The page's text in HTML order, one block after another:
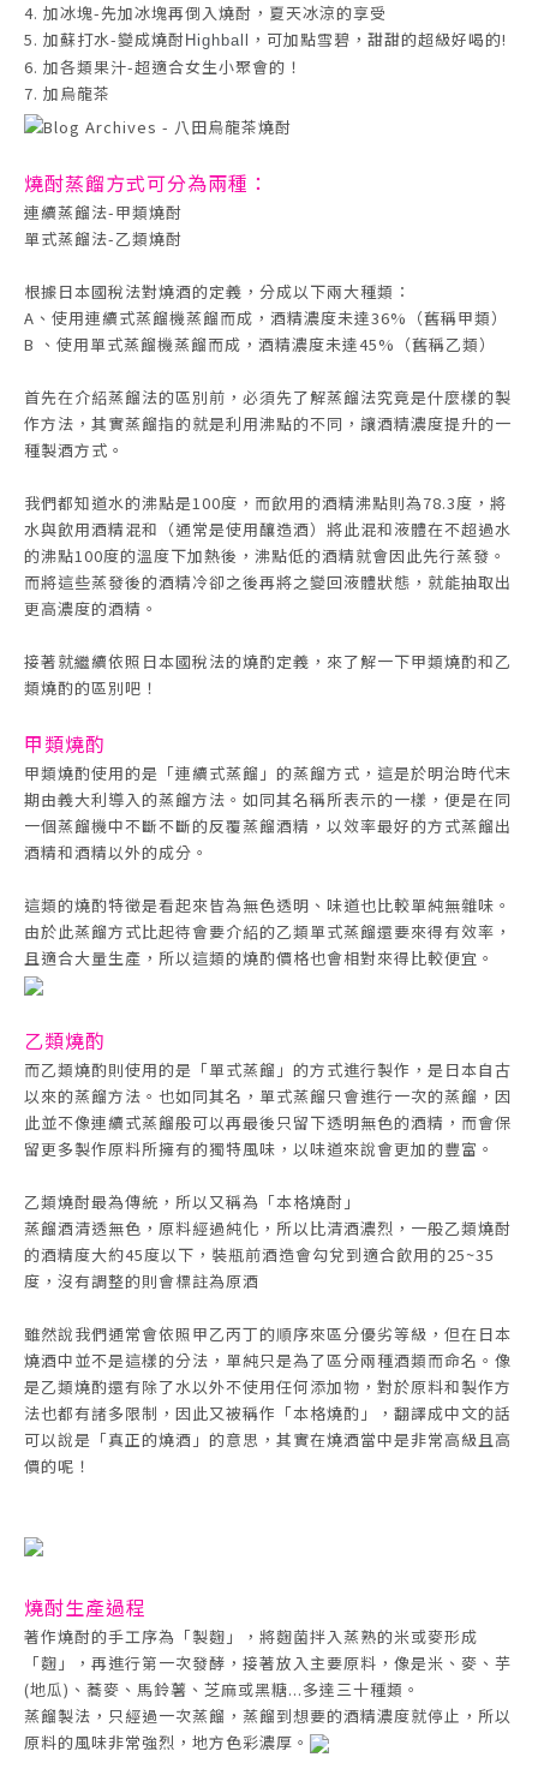
4. 加冰塊-先加冰塊再倒入燒酎，夏天冰涼的享受
5. 加蘇打水-變成燒酎 Highball
，可加點雪碧，甜甜的超級好喝的!
6. 加各類果汁-超適合女生小聚會的！
7. 加烏龍茶
燒酎蒸餾方式可分為兩種：
連續蒸餾法-甲類燒酎
單式蒸餾法-乙類燒酎
根據日本國稅法對燒酒的定義，分成以下兩大種類：
A、使用連續式蒸餾機蒸餾而成，酒精濃度未達36%（舊稱甲類）
B 、使用單式蒸餾機蒸餾而成，酒精濃度未達45%（舊稱乙類）
首先在介紹蒸餾法的區別前，必須先了解蒸餾法究竟是什麼樣的製
作方法，其實蒸餾指的就是利用沸點的不同，讓酒精濃度提升的一
種製酒方式。
我們都知道水的沸點是100度，而飲用的酒精沸點則為78.3度，將
水與飲用酒精混和（通常是使用釀造酒）將此混和液體在不超過水
的沸點100度的溫度下加熱後，沸點低的酒精就會因此先行蒸發。
而將這些蒸發後的酒精冷卻之後再將之變回液體狀態，就能抽取出
更高濃度的酒精。
接著就繼續依照日本國稅法的燒酌定義，來了解一下甲類燒酌和乙
類燒酌的區別吧！
甲類燒酌
甲類燒酌使用的是「連續式蒸餾」的蒸餾方式，這是於明治時代末
期由義大利導入的蒸餾方法。如同其名稱所表示的一樣，便是在同
一個蒸餾機中不斷不斷的反覆蒸餾酒精，以效率最好的方式蒸餾出
酒精和酒精以外的成分。
這類的燒酌特徵是看起來皆為無色透明、味道也比較單純無雜味。
由於此蒸餾方式比起待會要介紹的乙類單式蒸餾還要來得有效率，
且適合大量生產，所以這類的燒酌價格也會相對來得比較便宜。
乙類燒酌
而乙類燒酌則使用的是「單式蒸餾」的方式進行製作，是日本自古
以來的蒸餾方法。也如同其名，單式蒸餾只會進行一次的蒸餾，因
此並不像連續式蒸餾般可以再最後只留下透明無色的酒精，而會保
留更多製作原料所擁有的獨特風味，以味道來說會更加的豐富。
乙類燒酎最為傳統，所以又稱為「本格燒酎」
蒸餾酒清透無色，原料經過純化，所以比清酒濃烈，一般乙類燒酎
的酒精度大約45度以下，裝瓶前酒造會勾兌到適合飲用的25~35
度，沒有調整的則會標註為原酒
雖然說我們通常會依照甲乙丙丁的順序來區分優劣等級，但在日本
燒酒中並不是這樣的分法，單純只是為了區分兩種酒類而命名。像
是乙類燒酌還有除了水以外不使用任何添加物，對於原料和製作方
法也都有諸多限制，因此又被稱作「本格燒酌」，翻譯成中文的話
可以說是「真正的燒酒」的意思，其實在燒酒當中是非常高級且高
價的呢！
燒酎生產過程
著作燒酎的手工序為「製麴」，將麴菌拌入蒸熟的米或麥形成
「麴」，再進行第一次發酵，接著放入主要原料，像是米、麥、芋
(地瓜)、蕎麥、馬鈴薯、芝麻或黑糖...多達三十種類。
蒸餾製法，只經過一次蒸餾，蒸餾到想要的酒精濃度就停止，所以
原料的風味非常強烈，地方色彩濃厚。